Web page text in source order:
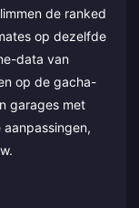
de ranked
op dezelfde
data van
op de gacha-
garages met